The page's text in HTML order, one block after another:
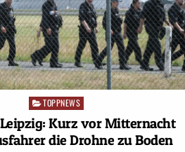
Posted
in
TOPPNEWS
Kurz vor Mitternacht
die Drohne zu Boden